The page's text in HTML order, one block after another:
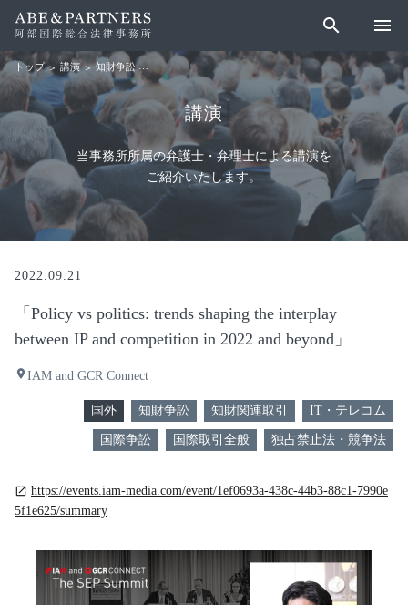
search menu
トップ 講演 知財争訟 「Policy vs politics: trends shaping the interplay between
講演
当事務所所属の弁護士・弁理士による講演を
ご紹介いたします。
2022.09.21
「Policy vs politics: trends shaping the interplay
between IP and competition in 2022 and beyond」
place IAM and GCR Connect
国外 知財争訟 知財関連取引 IT・テレコム
国際争訟 国際取引全般 独占禁止法・競争法
open_in_new https://events.iam-media.com/event/1ef0693a-438c-44b3-88c1-7990e
5f1e625/summary